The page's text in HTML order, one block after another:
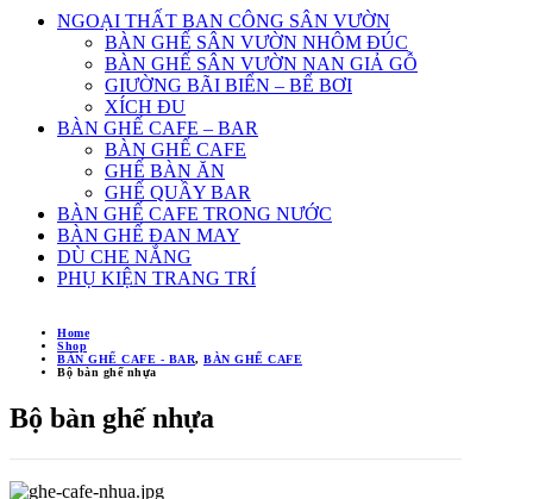
NGOẠI THẤT BAN CÔNG SÂN VƯỜN
BÀN GHẾ SÂN VƯỜN NHÔM ĐÚC
BÀN GHẾ SÂN VƯỜN NAN GIẢ GỖ
GIƯỜNG BÃI BIỂN – BỂ BƠI
XÍCH ĐU
BÀN GHẾ CAFE – BAR
BÀN GHẾ CAFE
GHẾ BÀN ĂN
GHẾ QUẦY BAR
BÀN GHẾ CAFE TRONG NƯỚC
BÀN GHẾ ĐAN MAY
DÙ CHE NẮNG
PHỤ KIỆN TRANG TRÍ
Home
Shop
BÀN GHẾ CAFE - BAR, BÀN GHẾ CAFE
Bộ bàn ghế nhựa
Bộ bàn ghế nhựa